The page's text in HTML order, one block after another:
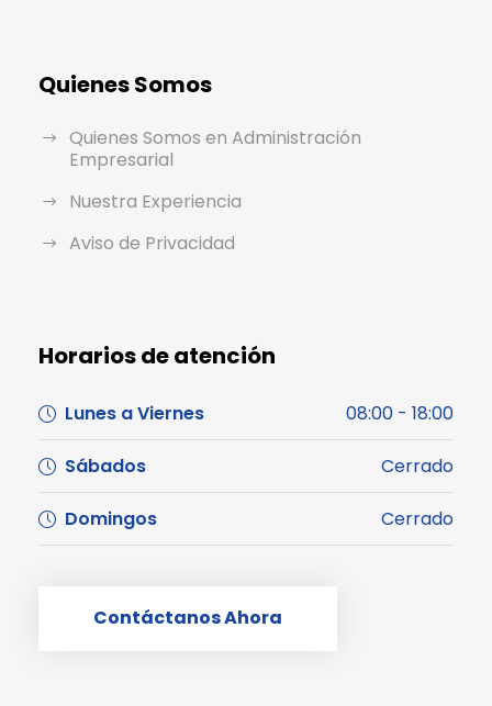
Quienes Somos
Quienes Somos en Administración
Empresarial
Nuestra Experiencia
Aviso de Privacidad
Horarios de atención
Lunes a Viernes 08:00 - 18:00
Sábados Cerrado
Domingos Cerrado
Contáctanos Ahora